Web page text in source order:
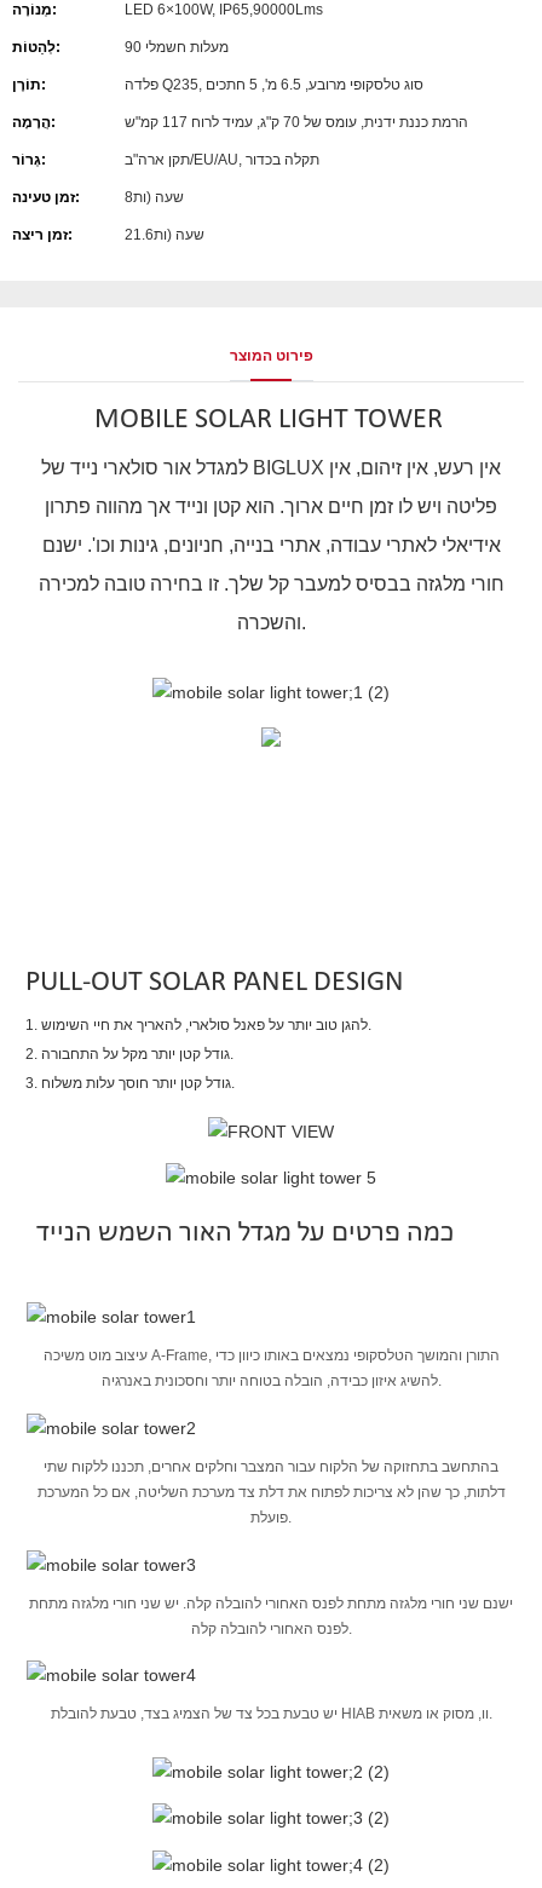
מְנוֹרָה: LED 6×100W, IP65,90000Lms
לְהַטוֹת: 90 מעלות חשמלי
תוֹרֶן: פלדה Q235, סוג טלסקופי מרובע, 6.5 מ', 5 חתכים
הֲרָמָה: הרמת כננת ידנית, עומס של 70 ק"ג, עמיד לרוח 117 קמ"ש
גְרוֹר: תקן ארה"ב/EU/AU, תקלה בכדור
זמן טעינה: שעה (ות8
זמן ריצה: שעה (ות21.6
פירוט המוצר
MOBILE SOLAR LIGHT TOWER
למגדל אור סולארי נייד של BIGLUX אין רעש, אין זיהום, אין
פליטה ויש לו זמן חיים ארוך. הוא קטן ונייד אך מהווה פתרון
אידיאלי לאתרי עבודה, אתרי בנייה, חניונים, גינות וכו'. ישנם
חורי מלגזה בבסיס למעבר קל שלך. זו בחירה טובה למכירה
והשכרה.
PULL-OUT SOLAR PANEL DESIGN
1. להגן טוב יותר על פאנל סולארי, להאריך את חיי השימוש.
2. גודל קטן יותר מקל על התחבורה.
3. גודל קטן יותר חוסך עלות משלוח.
כמה פרטים על מגדל האור השמש הנייד
עיצוב מוט משיכה A-Frame, התורן והמושך הטלסקופי נמצאים באותו כיוון כדי
להשיג איזון כבידה, הובלה בטוחה יותר וחסכונית באנרגיה.
בהתחשב בתחזוקה של הלקוח עבור המצבר וחלקים אחרים, תכננו ללקוח שתי
דלתות, כך שהן לא צריכות לפתוח את דלת צד מערכת השליטה, אם כל המערכת
פועלת.
ישנם שני חורי מלגזה מתחת לפנס האחורי להובלה קלה. יש שני חורי מלגזה מתחת
לפנס האחורי להובלה קלה.
יש טבעת בכל צד של הצמיג בצד, טבעת להובלת HIAB וו, מסוק או משאית.